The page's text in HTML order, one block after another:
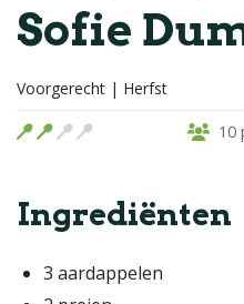
Sofie
Voorgerecht | Herfst
10
Ingrediënten
3 aardappelen